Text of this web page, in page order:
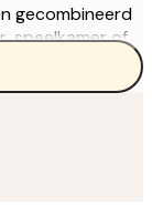
gecombineerd
speelkamer of